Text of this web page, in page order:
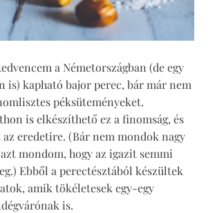
a Németországban (de egy
is) kapható bajor perec, bár már nem
péksüteményeket.
is elkészíthető ez a finomság, és
az eredetire. (Bár nem mondok nagy
mondom, hogy az igazit semmi
Ebből a perectésztából készültek
amik tökéletesek egy-egy
is.